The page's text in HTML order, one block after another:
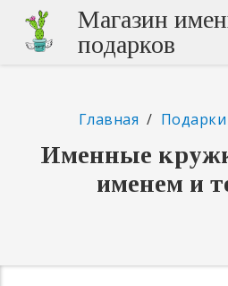
Магазин
подарков
Главная / Подарки
Именные
именем и